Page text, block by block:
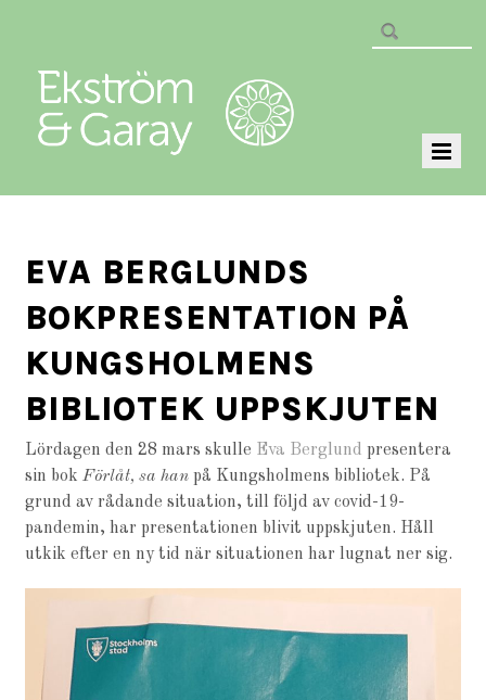
EVA BERGLUNDS
BOKPRESENTATION PÅ
KUNGSHOLMENS
BIBLIOTEK UPPSKJUTEN
Lördagen den 28 mars skulle Eva Berglund presentera
sin bokFörlåt, sa han på Kungsholmens bibliotek. På
grund av rådande situation, till följd av covid-19-
pandemin, har presentationen blivit uppskjuten. Håll
utkik efter en ny tid när situationen har lugnat ner sig.